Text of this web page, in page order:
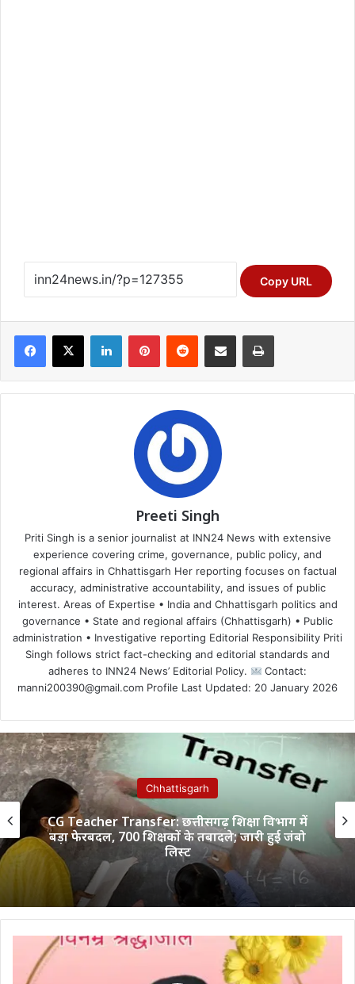
Copy URL
Facebook
X LinkedInPinterestReddit Share via Email Print
Preeti Singh
Priti Singh is a senior journalist at INN24 News with extensive
experience covering crime, governance, public policy, and
regional affairs in Chhattisgarh Her reporting focuses on factual
accuracy, administrative accountability, and issues of public
interest. Areas of Expertise • India and Chhattisgarh politics and
governance • State and regional affairs (Chhattisgarh) • Public
administration • Investigative reporting Editorial Responsibility Priti
Singh follows strict fact-checking and editorial standards and
adheres to INN24 News’ Editorial Policy.
Contact:
manni200390@gmail.com Profile Last Updated: 20 January 2026
Chhattisgarh
CG Teacher Transfer: छत्तीसगढ़ शिक्षा विभाग में
बड़ा फेरबदल, 700 शिक्षकों के तबादले; जारी हुई जंबो
लिस्ट
सक्ती